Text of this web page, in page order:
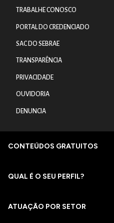
TRABALHE CONOSCO
PORTAL DO CREDENCIADO
SAC DO SEBRAE
TRANSPARÊNCIA
PRIVACIDADE
OUVIDORIA
DENUNCIA
CONTEÚDOS GRATUITOS
QUAL É O SEU PERFIL?
ATUAÇÃO POR SETOR